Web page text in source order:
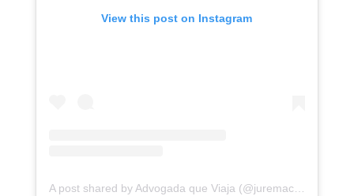
View this post on Instagram
A post shared by Advogada que Viaja (@juremacintra)